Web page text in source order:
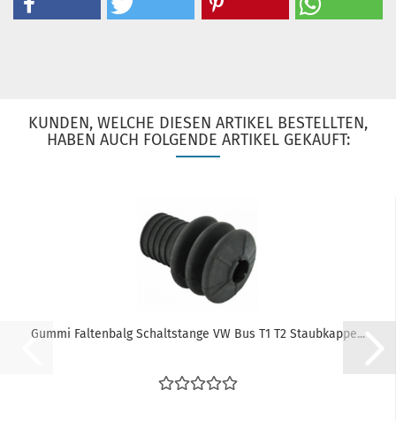
KUNDEN, WELCHE DIESEN ARTIKEL BESTELLTEN,
HABEN AUCH FOLGENDE ARTIKEL GEKAUFT:
Gummi Faltenbalg Schaltstange VW Bus T1 T2 Staubkappe...